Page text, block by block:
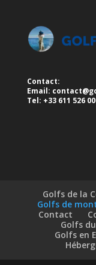
Contact:
Email:
Tel: +33 611 526
Golfs de la
Golfs de
Contact
Golfs
Golfs en